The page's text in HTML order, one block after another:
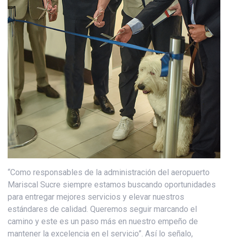
“Como responsables de la administración del aeropuerto
Mariscal Sucre siempre estamos buscando oportunidades
para entregar mejores servicios y elevar nuestros
estándares de calidad. Queremos seguir marcando el
camino y este es un paso más en nuestro empeño de
mantener la excelencia en el servicio”. Así lo señalo,